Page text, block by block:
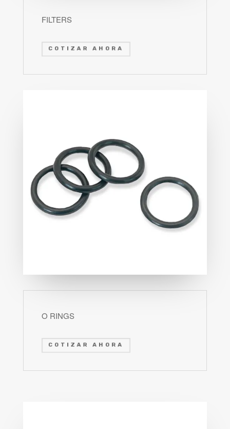
FILTERS
COTIZAR AHORA
O RINGS
COTIZAR AHORA